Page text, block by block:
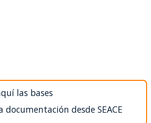
las bases
documentación desde SEACE